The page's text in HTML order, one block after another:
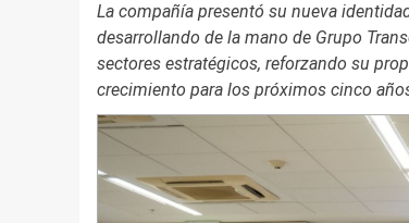
La compañía presentó su nueva
desarrollando de la mano de Grupo
sectores estratégicos, reforzando su
crecimiento para los próximos cinco